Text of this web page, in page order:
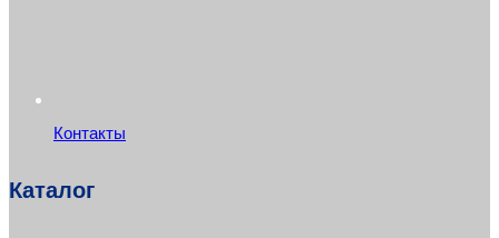
Контакты
Каталог